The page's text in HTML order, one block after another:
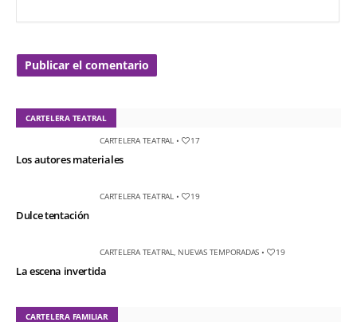
CARTELERA TEATRAL
CARTELERA TEATRAL • 17
Los autores materiales
CARTELERA TEATRAL • 19
Dulce tentación
CARTELERA TEATRAL NUEVAS TEMPORADAS • 19
La escena invertida
CARTELERA FAMILIAR